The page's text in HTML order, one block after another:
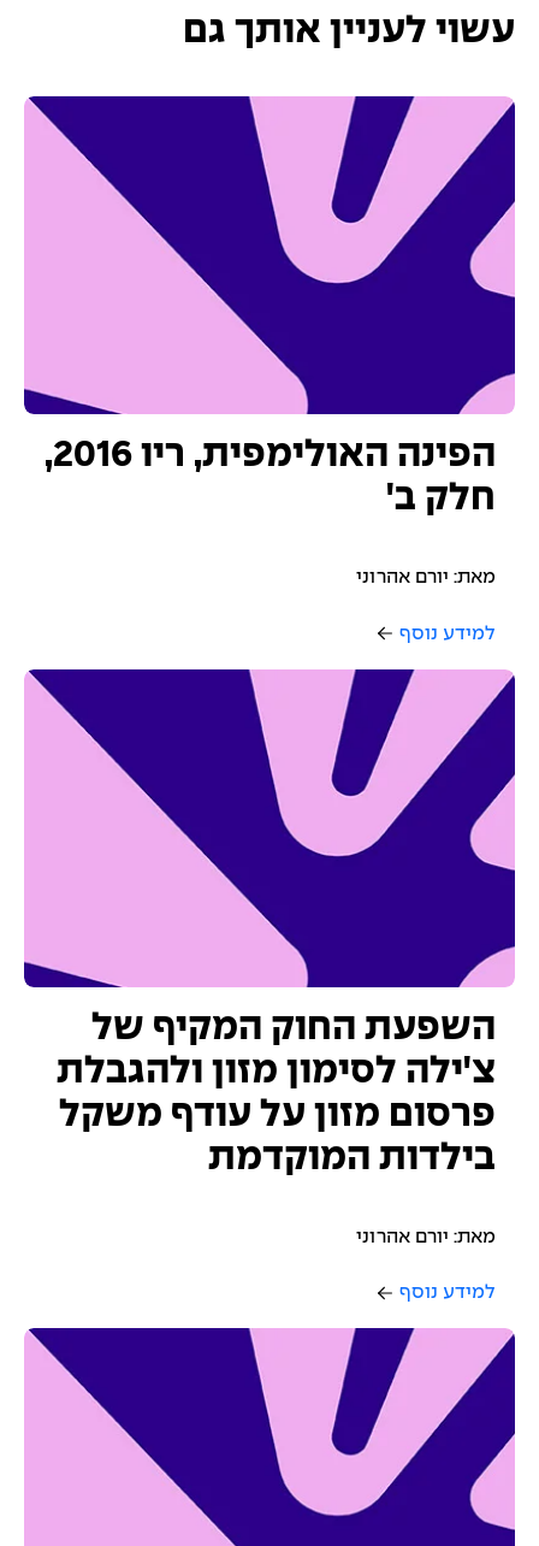
עשוי לעניין אותך גם
הפינה האולימפית, ריו 2016,
חלק ב'
מאת: יורם אהרוני
למידע נוסף
השפעת החוק המקיף של
צ'ילה לסימון מזון ולהגבלת
פרסום מזון על עודף משקל
בילדות המוקדמת
מאת: יורם אהרוני
למידע נוסף